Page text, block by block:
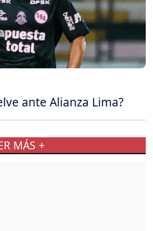
ante Alianza Lima?
MÁS +